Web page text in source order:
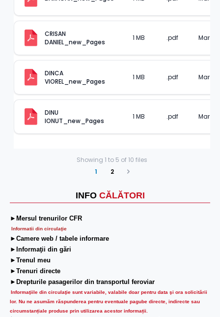
INFO CĂLĂTORI
►Mersul trenurilor CFR
Informatii din circulaţie
►Camere web / tabele informare
►Informaţii din gări
►Trenul meu
►Trenuri directe
►Drepturile pasagerilor din transportul feroviar
Informaţiile din circulaţie sunt variabile, valabile doar pentru data şi ora solicitării
lor. Nu ne asumăm răspunderea pentru eventuale pagube directe, indirecte sau
circumstanțiale produse prin utilizarea acestor informații.
CRISAN
DANIEL_new_Pages
1 MB .pdf Mar
DINCA
VIOREL_new_Pages
1 MB .pdf Mar
DINU
IONUT_new_Pages
1 MB .pdf Mar
Showing 1 to 5 of10 files
1
2
Next